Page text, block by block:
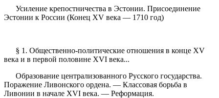
Усиление крепостничества в Эстонии. Присоединение
Эстонии к России (Конец XV века — 1710 год)
§ 1. Общественно-политические отношения в конце XV
века и в первой половине XVI века...
Образование централизованного Русского государства.
Поражение Ливонского ордена. — Классовая борьба в
Ливонии в начале XVI века. — Реформация.